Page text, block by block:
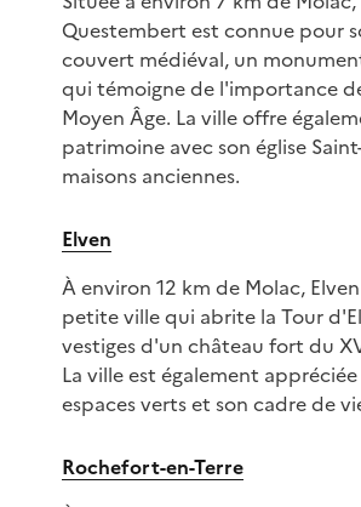
Questembert est connue pour
couvert médiéval, un
qui témoigne de l'importance
Moyen Âge. La ville offre
patrimoine avec son église
maisons anciennes.
Elven
À environ 12 km de Molac,
petite ville qui abrite la Tour
vestiges d'un château fort du
La ville est également
espaces verts et son cadre de
Rochefort-en-Terre